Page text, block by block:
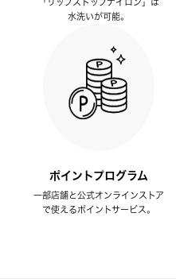
水洗いが可能。
ポイントプログラム
一部店舗と公式オンラインストア
で使えるポイントサービス。